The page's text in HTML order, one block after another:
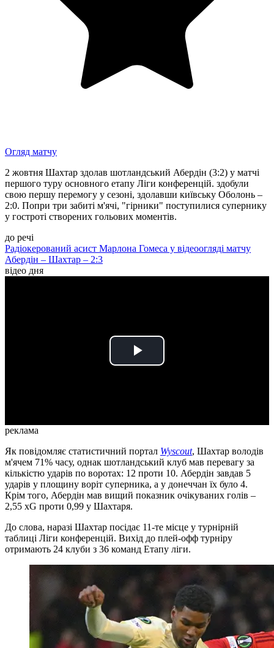
Огляд матчу
2 жовтня Шахтар здолав шотландський Абердін (3:2) у матчі
першого туру основного етапу Ліги конференцій. здобули
свою першу перемогу у сезоні, здолавши київську Оболонь –
2:0. Попри три забиті м'ячі, "гірники" поступилися супернику
у гостроті створених гольових моментів.
до речі
Радіокерований асист Марлона Гомеса у відеоогляді матчу
Абердін – Шахтар – 2:3
відео дня
Play
реклама
Як повідомляє статистичний портал Wyscout, Шахтар володів
м'ячем 71% часу, однак шотландський клуб мав перевагу за
кількістю ударів по воротах: 12 проти 10. Абердін завдав 5
ударів у площину воріт суперника, а у донеччан їх було 4.
Крім того, Абердін мав вищий показник очікуваних голів –
2,55 xG проти 0,99 у Шахтаря.
До слова, наразі Шахтар посідає 11-те місце у турнірній
таблиці Ліги конференцій. Вихід до плей-офф турніру
отримають 24 клуби з 36 команд Етапу ліги.